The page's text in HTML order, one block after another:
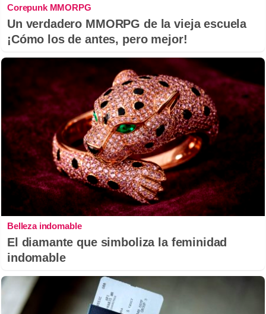
Corepunk MMORPG
Un verdadero MMORPG de la vieja escuela
¡Cómo los de antes, pero mejor!
Belleza indomable
El diamante que simboliza la feminidad
indomable